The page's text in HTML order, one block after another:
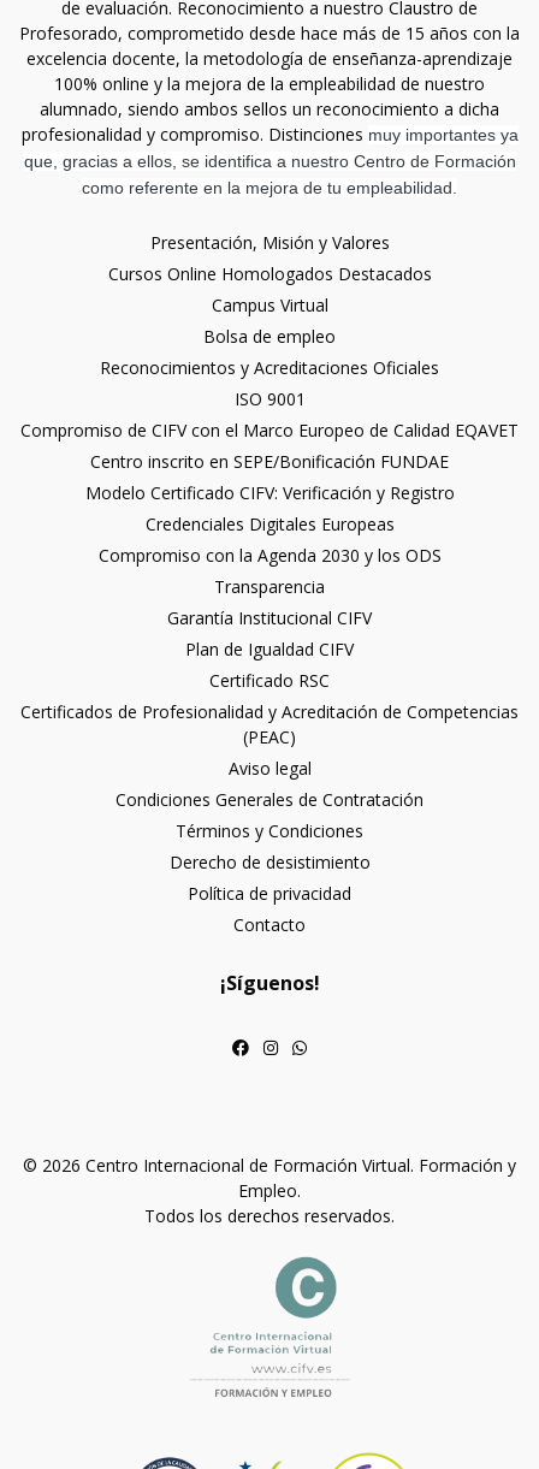
de evaluación. Reconocimiento a nuestro Claustro de
Profesorado, comprometido desde hace más de 15 años con la
excelencia docente, la metodología de enseñanza-aprendizaje
100% online y la mejora de la empleabilidad de nuestro
alumnado, siendo ambos sellos un reconocimiento a dicha
profesionalidad y compromiso. Distinciones muy importantes ya
que, gracias a ellos, se identifica a nuestro Centro de Formación
como referente en la mejora de tu empleabilidad.
Presentación, Misión y Valores
Cursos Online Homologados Destacados
Campus Virtual
Bolsa de empleo
Reconocimientos y Acreditaciones Oficiales
ISO 9001
Compromiso de CIFV con el Marco Europeo de Calidad EQAVET
Centro inscrito en SEPE/Bonificación FUNDAE
Modelo Certificado CIFV: Verificación y Registro
Credenciales Digitales Europeas
Compromiso con la Agenda 2030 y los ODS
Transparencia
Garantía Institucional CIFV
Plan de Igualdad CIFV
Certificado RSC
Certificados de Profesionalidad y Acreditación de Competencias
(PEAC)
Aviso legal
Condiciones Generales de Contratación
Términos y Condiciones
Derecho de desistimiento
Política de privacidad
Contacto
¡Síguenos!
© 2026 Centro Internacional de Formación Virtual. Formación y
Empleo.
Todos los derechos reservados.